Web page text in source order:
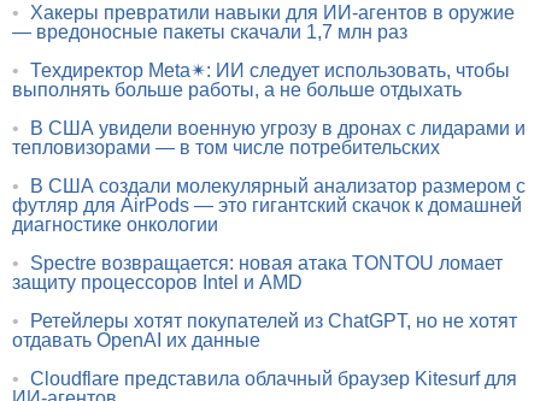
•
Хакеры превратили навыки для ИИ-агентов в оружие
— вредоносные пакеты скачали 1,7 млн раз
• Техдиректор Meta✴: ИИ следует использовать, чтобы
выполнять больше работы, а не больше отдыхать
•
В США увидели военную угрозу в дронах с лидарами и
тепловизорами — в том числе потребительских
•
В США создали молекулярный анализатор размером с
футляр для AirPods — это гигантский скачок к домашней
диагностике онкологии
•
Spectre возвращается: новая атака TONTOU ломает
защиту процессоров Intel и AMD
•
Ретейлеры хотят покупателей из ChatGPT, но не хотят
отдавать OpenAI их данные
• Cloudflare представила облачный браузер Kitesurf для